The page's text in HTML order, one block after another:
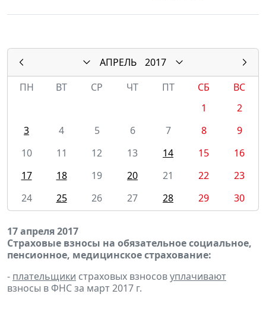
АПРЕЛЬ
2017
ПН
ВТ СР ЧТ ПТ СБ
ВС
1
2
3
4 5 6 7 8
9
10
11 12 13 14 15
16
17
18 19 20 21 22
23
24
25 26 27 28 29 30
17 апреля 2017
Страховые взносы на обязательное социальное,
пенсионное, медицинское страхование:
- плательщики страховых взносовуплачивают
взносы в ФНС за март 2017 г.